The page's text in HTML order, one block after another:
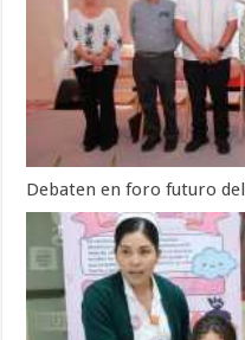
Debaten en foro futuro